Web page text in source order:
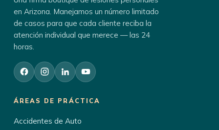
en Arizona. Manejamos un número limitado
de casos para que cada cliente reciba la
atención individual que merece — las 24
horas.
ÁREAS DE PRÁCTICA
Accidentes de Auto